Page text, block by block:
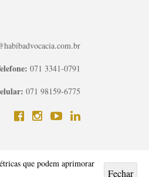
que podem aprimorar
Fechar
071 3341-0791
071 98159-6775